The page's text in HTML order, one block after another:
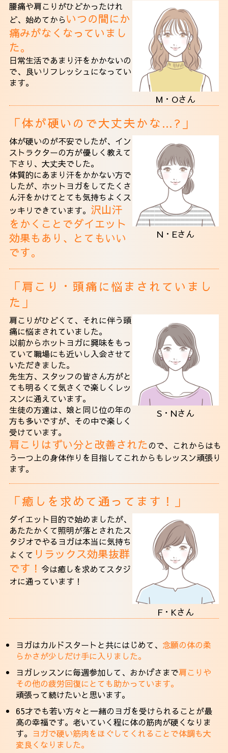
M・Oさん
腰痛や肩こりがひどかったけれ
ど、始めてからいつの間にか
痛みがなくなっていまし
た。
日常生活であまり汗をかかないの
で、良いリフレッシュになってい
ます。
「体が硬いので大丈夫かな…?」
N・Eさん
体が硬いのが不安でしたが、イン
ストラクターの方が優しく教えて
下さり、大丈夫でした。
体質的にあまり汗をかかない方で
したが、ホットヨガをしてたくさ
ん汗をかけてとても気持ちよくス
ッキリできています。 沢山汗
をかくことでダイエット
効果もあり、とてもいい
です。
「肩こり・頭痛に悩まされていまし
た」
S・Nさん
肩こりがひどくて、それに伴う頭
痛に悩まされていました。
以前からホットヨガに興味をもっ
ていて職場にも近いし入会させて
いただきました。
先生方、スタッフの皆さん方がと
ても明るくて気さくで楽しくレッ
スンに通えています。
生徒の方達は、娘と同じ位の年の
方も多いですが、その中で楽しく
受けています。
肩こりはずい分と改善されたので、これからはも
う一つ上の身体作りを目指してこれからもレッスン頑張り
ます。
「癒しを求めて通ってます！」
F・Kさん
ダイエット目的で始めましたが、
あたたかくて照明が落とされたス
タジオでやるヨガは本当に気持ち
よくて リラックス効果抜群
です！ 今は癒しを求めてスタジ
オに通っています！
ヨガはカルドスタートと共にはじめて、 念願の体の柔
らかさが少しだけ手に入りました。
ヨガレッスンに毎週参加して、おかげさまで肩こりや
その他の疲労回復にとても助かっています。
頑張って続けたいと思います。
65才でも若い方々と一緒のヨガを受けられることが最
高の幸福です。老いていく程に体の筋肉が硬くなりま
す。 ヨガで硬い筋肉をほぐしてくれることで体調も大
変良くなりました。